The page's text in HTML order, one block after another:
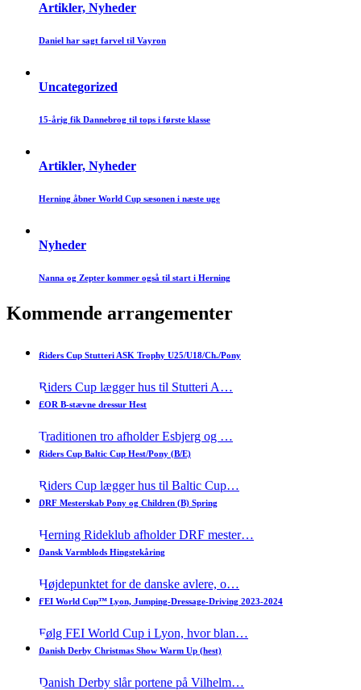
Artikler, Nyheder
Daniel har sagt farvel til Vayron
Uncategorized
15-årig fik Dannebrog til tops i første klasse
Artikler, Nyheder
Herning åbner World Cup sæsonen i næste uge
Nyheder
Nanna og Zepter kommer også til start i Herning
Kommende arrangementer
Afviklet
Riders Cup Stutteri ASK Trophy U25/U18/Ch./Pony
Riders Cup lægger hus til Stutteri A…
24.- 28. januar
EOR B-stævne dressur Hest
Traditionen tro afholder Esbjerg og …
2.-4. februar 2024
Riders Cup Baltic Cup Hest/Pony (B/E)
Riders Cup lægger hus til Baltic Cup…
2.- 3. marts 2024
DRF Mesterskab Pony og Children (B) Spring
Herning Rideklub afholder DRF mester…
6.-10. marts 2024
Dansk Varmblods Hingstekåring
Højdepunktet for de danske avlere, o…
Afviklet
FEI World Cup™ Lyon, Jumping-Dressage-Driving 2023-2024
Følg FEI World Cup i Lyon, hvor blan…
Afviklet
Danish Derby Christmas Show Warm Up (hest)
Danish Derby slår portene på Vilhelm…
Afviklet